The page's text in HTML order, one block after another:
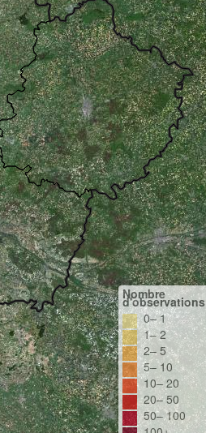
Nombre
d'observations
0– 1
1– 2
2– 5
5– 10
10– 20
20– 50
50– 100